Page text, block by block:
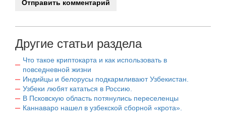
Другие статьи раздела
Что такое криптокарта и как использовать в
повседневной жизни
Индийцы и белорусы подкармливают Узбекистан.
Узбеки любят кататься в Россию.
В Псковскую область потянулись переселенцы
Каннаваро нашел в узбекской сборной «крота».